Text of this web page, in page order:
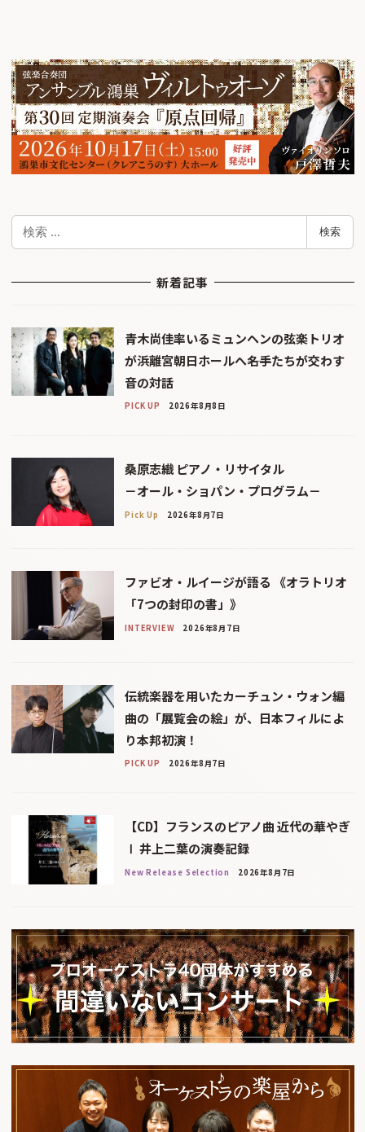
検
検索
新着記事
青木尚佳率いるミュンヘンの弦楽トリオ
が浜離宮朝日ホールへ――名手たちが交わす
音の対話
PICK UP 2026年8月8日
桑原志織 ピアノ・リサイタル
－オール・ショパン・プログラム－
Pick Up 2026年8月7日
ファビオ・ルイージが語る 《オラトリオ
「7つの封印の書」》
INTERVIEW 2026年8月7日
伝統楽器を用いたカーチュン・ウォン編
曲の「展覧会の絵」が、日本フィルによ
り本邦初演！
PICK UP 2026年8月7日
【CD】フランスのピアノ曲 近代の華やぎ
Ⅰ 井上二葉の演奏記録
New Release Selection 2026年8月7日